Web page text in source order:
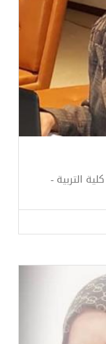
التربية -